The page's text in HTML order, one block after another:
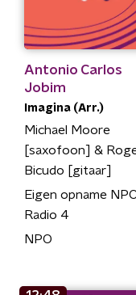
Antonio Carlos
Jobim
Imagina (Arr.)
Michael Moore
[saxofoon] &
Bicudo [gitaar]
Eigen opname
Radio 4
NPO